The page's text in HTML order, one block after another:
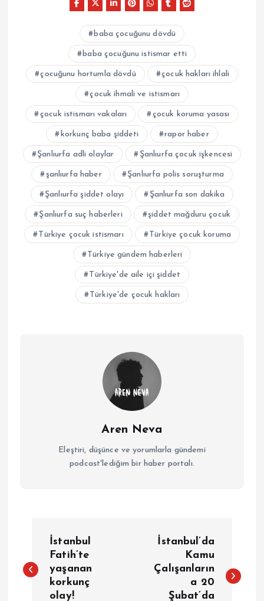
baba çocuğunu dövdü
baba çocuğunu istismar etti
çocuğunu hortumla dövdü çocuk hakları ihlali
çocuk ihmali ve istismarı
çocuk istismarı vakaları çocuk koruma yasası
korkunç baba şiddeti rapor haber
Şanlıurfa adli olaylar Şanlıurfa çocuk işkencesi
şanlıurfa haber Şanlıurfa polis soruşturma
Şanlıurfa şiddet olayı Şanlıurfa son dakika
Şanlıurfa suç haberleri şiddet mağduru çocuk
Türkiye çocuk istismarı Türkiye çocuk koruma
Türkiye gündem haberleri
Türkiye'de aile içi şiddet
Türkiye'de çocuk hakları
Aren Neva
Eleştiri, düşünce ve yorumlarla gündemi
podcast'lediğim bir haber portalı.
a
İstanbul
Fatih’te
yaşanan
korkunç
olay!
İstanbul’da
Kamu
Çalışanların
a 20
Şubat’da